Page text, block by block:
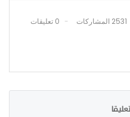
2531 المشاركات 0 تعليقات